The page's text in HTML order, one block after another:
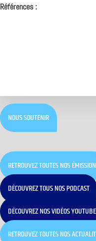
Références :
NOUS SOUTENIR
RETROUVEZ TOUTES NOS
DÉCOUVREZ TOUS NOS PODCAST
DÉCOUVREZ NOS VIDÉOS YOUTUBE
RETROUVEZ TOUTES NOS